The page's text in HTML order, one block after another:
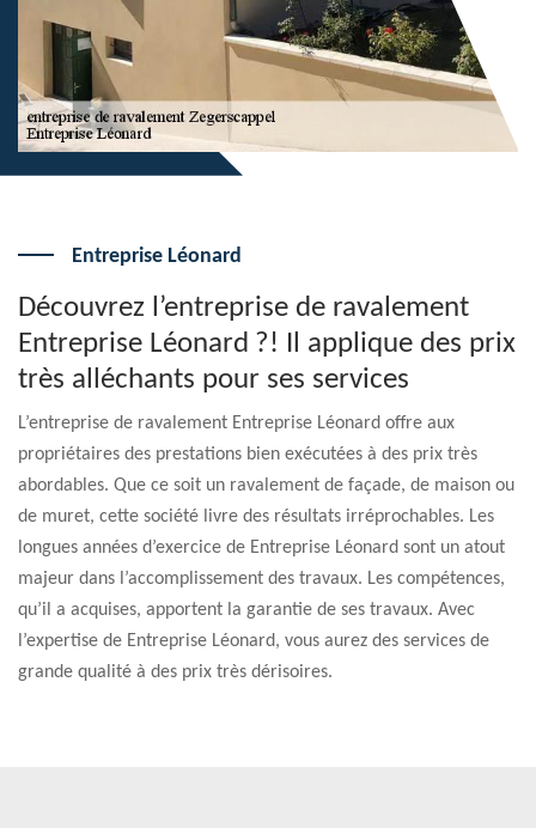
Entreprise Léonard
Découvrez l’entreprise de ravalement
Entreprise Léonard ?! Il applique des prix
très alléchants pour ses services
L’entreprise de ravalement Entreprise Léonard offre aux
propriétaires des prestations bien exécutées à des prix très
abordables. Que ce soit un ravalement de façade, de maison ou
de muret, cette société livre des résultats irréprochables. Les
longues années d’exercice de Entreprise Léonard sont un atout
majeur dans l’accomplissement des travaux. Les compétences,
qu’il a acquises, apportent la garantie de ses travaux. Avec
l’expertise de Entreprise Léonard, vous aurez des services de
grande qualité à des prix très dérisoires.